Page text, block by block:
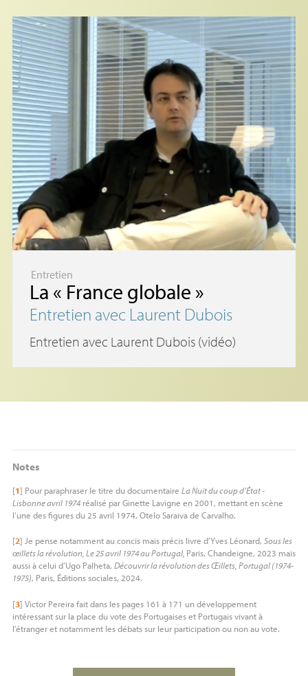
Entretien
La « France globale »
Entretien avec Laurent Dubois
Entretien avec Laurent Dubois (vidéo)
Notes
[1] Pour paraphraser le titre du documentaire La Nuit du coup d’État -
Lisbonne avril 1974réalisé par Ginette Lavigne en 2001, mettant en scène
l’une des figures du 25 avril 1974, Otelo Saraiva de Carvalho.
[2] Je pense notamment au concis mais précis livre d’Yves Léonard, Sous les
œillets la révolution, Le 25 avril 1974 au Portugal, Paris, Chandeigne, 2023 mais
aussi à celui d’Ugo Palheta, Découvrir la révolution des Œillets, Portugal (1974-
1975), Paris, Éditions sociales, 2024.
[3] Victor Pereira fait dans les pages 161 à 171 un développement
intéressant sur la place du vote des Portugaises et Portugais vivant à
l’étranger et notamment les débats sur leur participation ou non au vote.